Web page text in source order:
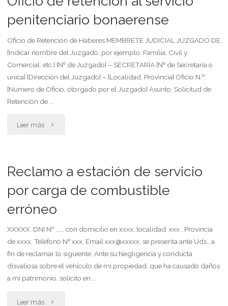
finalizada
la
prestacion
limpieza"
o
seguridad
penitenciario bonaerense
Oficio de Retención de Haberes MEMBRETE JUDICIAL JUZGADO DE
[Indicar nombre del Juzgado, por ejemplo: Familia, Civil y
Comercial, etc.] [Nº de Juzgado] – SECRETARÍA [Nº de Secretaría o
única] [Dirección del Juzgado] – [Localidad, Provincia] Oficio N.º:
[Número de Oficio, otorgado por el Juzgado] Asunto: Solicitud de
Retención de …
Leer más "Oficio
servicio
penitenciario
bonaerense"
Reclamo a estación de servicio
por carga de combustible
erróneo
XXXXX, DNI Nº ……, con domicilio en xxxx, localidad: xxx , Provincia
de xxxx, Teléfono Nº xxx, Email xxx@xxxxx, se presenta ante Uds., a
fin de reclamar lo siguiente: Ante su Negligencia y conducta
disvaliosa sobre el vehículo de mi propiedad, que ha causado daños
a mi patrimonio, solicito en …
Leer más "Reclamo